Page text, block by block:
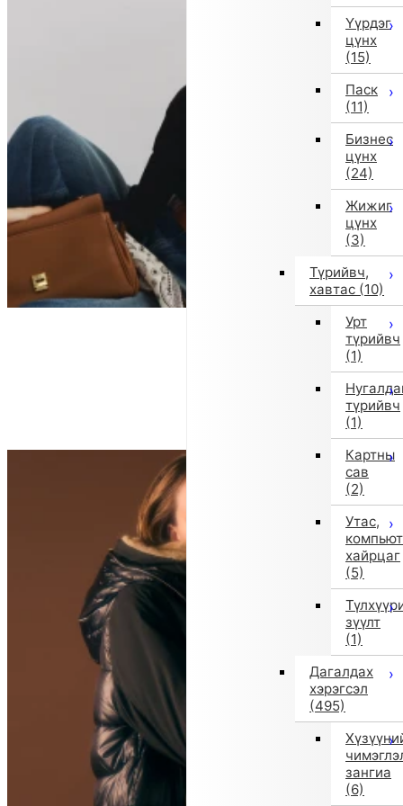
Үүрдэг
цүнх
(15)
Паск
(11)
Бизнес
цүнх
(24)
Жижиг
цүнх
(3)
Түрийвч,
хавтас (10)
Урт
түрийвч
(1)
түрийвч
(1)
Картны
сав
(2)
Утас,
хайрцаг
(5)
зүүлт
(1)
Дагалдах
хэрэгсэл
(495)
зангиа
(6)